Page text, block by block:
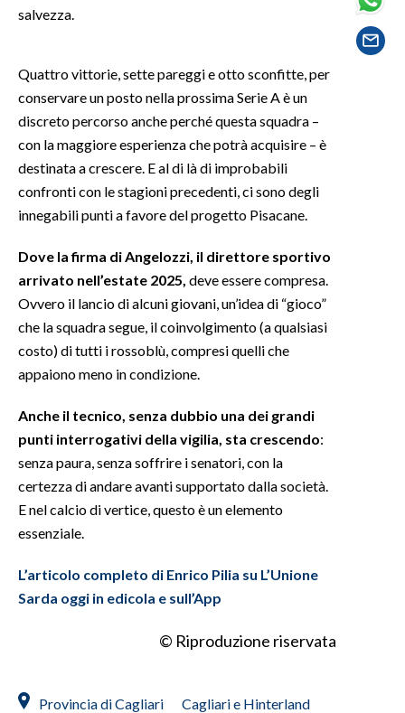
GOSSIP
SARDEGNA TURISMO
SARDI NEL MONDO
NOTIZIE
EVENTI
3 MINUTI CON
INSULARITÀ
INFO AZIENDE
ANNUNCI
PUBBLICITÀ
SPIAGGE
STORE
salvezza.
Quattro vittorie, sette pareggi e otto sconfitte, per
conservare un posto nella prossima Serie A è un
discreto percorso anche perché questa squadra –
con la maggiore esperienza che potrà acquisire – è
destinata a crescere. E al di là di improbabili
confronti con le stagioni precedenti, ci sono degli
innegabili punti a favore del progetto Pisacane.
Dove la firma di Angelozzi, il direttore sportivo
arrivato nell’estate 2025, deve essere compresa.
Ovvero il lancio di alcuni giovani, un’idea di “gioco”
che la squadra segue, il coinvolgimento (a qualsiasi
costo) di tutti i rossoblù, compresi quelli che
appaiono meno in condizione.
Anche il tecnico, senza dubbio una dei grandi
punti interrogativi della vigilia, sta crescendo:
senza paura, senza soffrire i senatori, con la
certezza di andare avanti supportato dalla società.
E nel calcio di vertice, questo è un elemento
essenziale.
L’articolo completo di Enrico Pilia su L’Unione
Sarda oggi in edicola e sull’App
© Riproduzione riservata
Provincia di Cagliari Cagliari e Hinterland